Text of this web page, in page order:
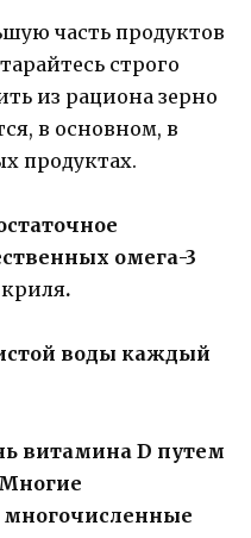
часть продуктов
строго
из рациона зерно
в основном, в
продуктах.
омега-3
.
воды каждый
витамина D путем
многочисленные